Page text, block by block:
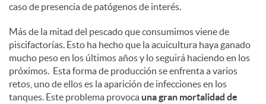
caso de presencia de patógenos de interés.
Más de la mitad del pescado que consumimos viene de
piscifactorías. Esto ha hecho que la acuicultura haya ganado
mucho peso en los últimos años y lo seguirá haciendo en los
próximos. Esta forma de producción se enfrenta a varios
retos, uno de ellos es la aparición de infecciones en los
tanques. Este problema provoca una gran mortalidad de